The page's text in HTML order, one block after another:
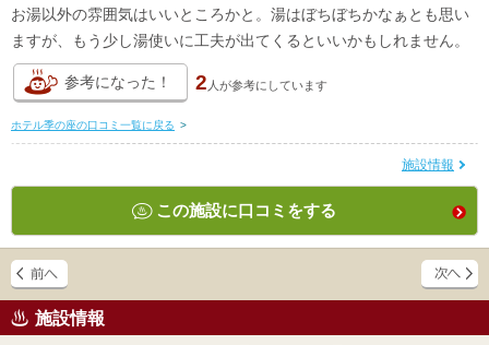
お湯以外の雰囲気はいいところかと。湯はぼちぼちかなぁとも思い
ますが、もう少し湯使いに工夫が出てくるといいかもしれません。
参考になった！ 2 人が参考にしています
ホテル季の座の口コミ一覧に戻る >
施設情報
この施設に口コミをする
施設情報